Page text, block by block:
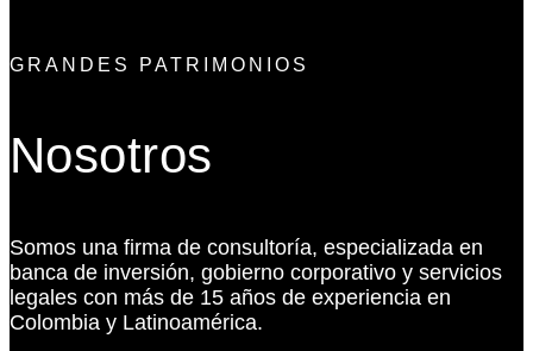
GRANDES PATRIMONIOS
Nosotros
Somos una firma de consultoría, especializada en
banca de inversión, gobierno corporativo y servicios
legales con más de 15 años de experiencia en
Colombia y Latinoamérica.